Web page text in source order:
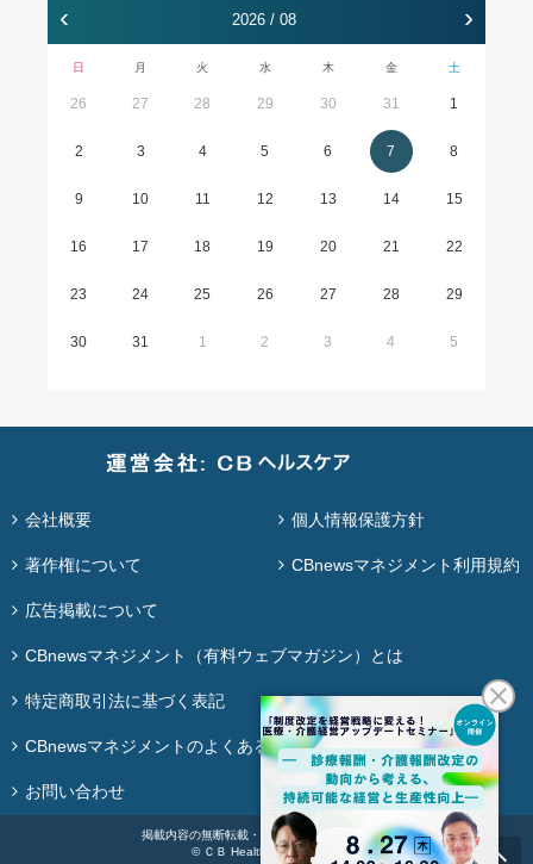
‹ 2026 / 08 ›
日 月 火 水 木 金 土
26 27 28 29 30 31 1
2 3 4 5 6 7 8
9 10 11 12 13 14 15
16 17 18 19 20 21 22
23 24 25 26 27 28 29
30 31 1 2 3 4 5
会社概要 個人情報保護方針
著作権について CBnewsマネジメント利用規約
広告掲載について
CBnewsマネジメント（有料ウェブマガジン）とは
特定商取引法に基づく表記
CBnewsマネジメントのよくある質問
お問い合わせ
掲載内容の無断転載・再配布は固く禁じます。
© ＣＢ Healthcare Co., Ltd.